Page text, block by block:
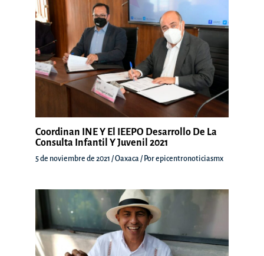
Coordinan INE Y El IEEPO Desarrollo De La
Consulta Infantil Y Juvenil 2021
5 de noviembre de 2021 /Oaxaca / Porepicentronoticiasmx